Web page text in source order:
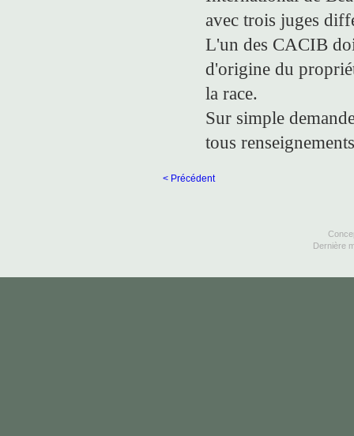
avec trois juges
L'un des CACIB
d'origine du
la race.
Sur simple
tous
< Précédent
Dernière